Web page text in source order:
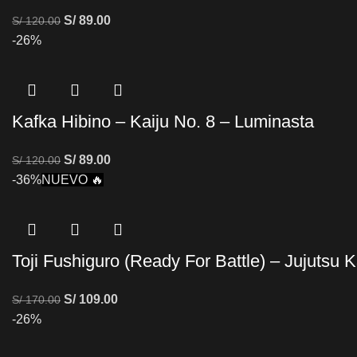
S/120.00 S/89.00
-26%
Kafka Hibino – Kaiju No. 8 – Luminasta
S/120.00 S/89.00
-36%NUEVO 🔥
Toji Fushiguro (Ready For Battle) – Jujutsu
S/170.00 S/109.00
-26%